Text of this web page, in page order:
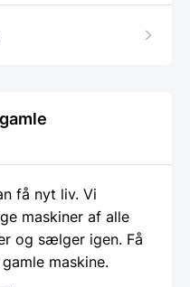
få nyt liv. Vi
maskiner af alle
og sælger igen. Få
maskine.